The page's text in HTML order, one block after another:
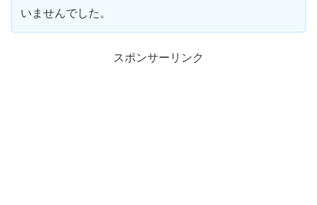
いませんでした。
スポンサーリンク